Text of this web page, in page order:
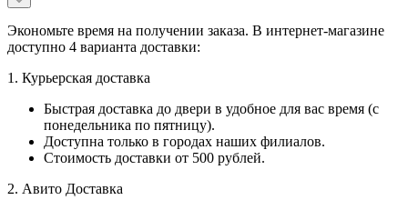
Экономьте время на получении заказа. В интернет-магазине
доступно 4 варианта доставки:
1. Курьерская доставка
Быстрая доставка до двери в удобное для вас время (с
понедельника по пятницу).
Доступна только в городах наших филиалов.
Стоимость доставки от 500 рублей.
2. Авито Доставка